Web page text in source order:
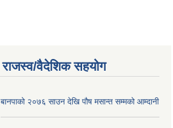
राजस्व/वैदेशिक सहयोग
बानपाको २०७६ साउन देखि पौष मसान्त सम्मको आम्दानी